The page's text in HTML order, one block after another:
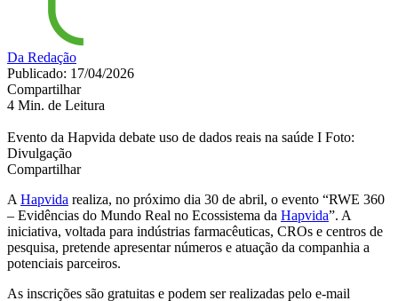
Da Redação
Publicado: 17/04/2026
Compartilhar
4 Min. de Leitura
Evento da Hapvida debate uso de dados reais na saúde I Foto:
Divulgação
Compartilhar
A Hapvida realiza, no próximo dia 30 de abril, o evento “RWE 360
– Evidências do Mundo Real no Ecossistema da Hapvida”. A
iniciativa, voltada para indústrias farmacêuticas, CROs e centros de
pesquisa, pretende apresentar números e atuação da companhia a
potenciais parceiros.
As inscrições são gratuitas e podem ser realizadas pelo e-mail